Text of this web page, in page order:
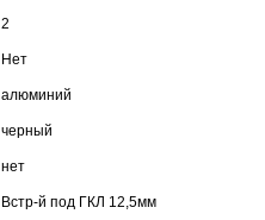
2
Нет
алюминий
черный
нет
Встр-й под ГКЛ 12,5мм